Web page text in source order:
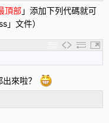
頂部」添加下列代碼就可
」文件）
來啦？